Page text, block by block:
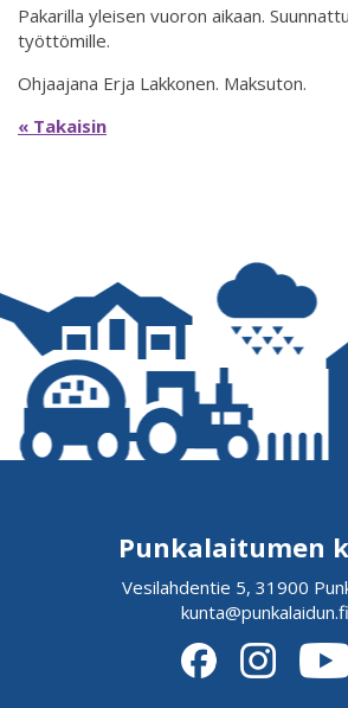
Pakarilla yleisen vuoron aikaan.
työttömille.
Ohjaajana Erja Lakkonen. Maksuton.
« Takaisin
Punkalaitumen
Vesilahdentie 5, 31900
kunta@punkalaidun.fi